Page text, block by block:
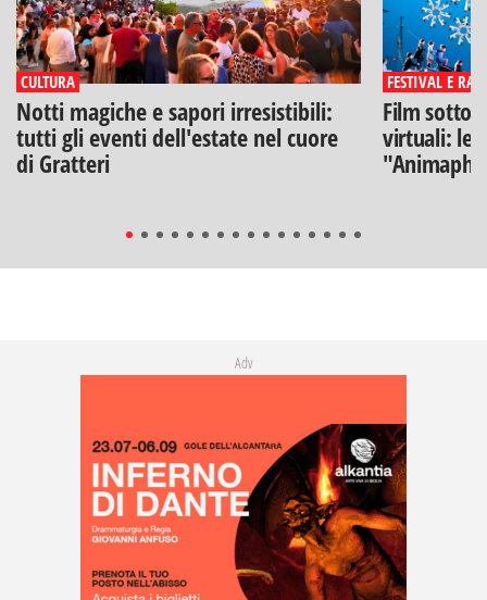
CULTURA
Notti magiche e sapori irresistibili:
tutti gli eventi dell'estate nel cuore
di Gratteri
FESTIVAL E
Film sotto
virtuali: le
Adv